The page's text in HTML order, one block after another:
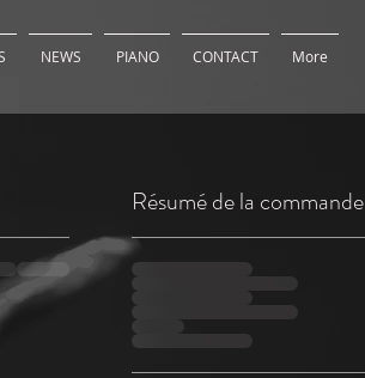
NEWS PIANO CONTACT More
Résumé de la commande